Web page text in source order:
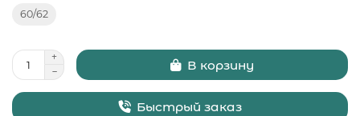
60/62
В корзину
Быстрый заказ